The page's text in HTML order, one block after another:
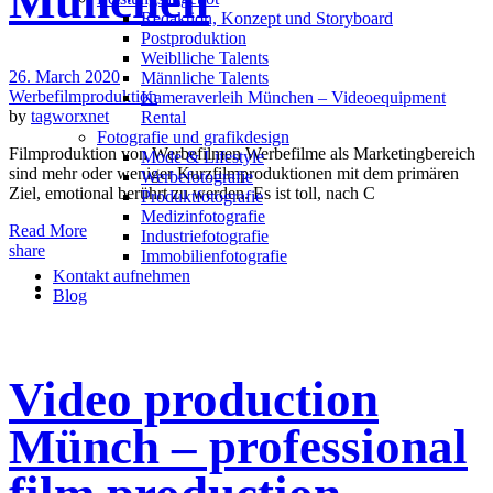
Redak­ti­on, Kon­zept und Storyboard
Post­pro­duk­ti­on
Weiblliche Talents
Männliche Talents
Kameraverleih München – Videoequipment
Rental
Fotografie und grafikdesign
Mode & Lifestyle
Werbefotografie
Produktfotografie
Medizinfotografie
Industriefotografie
Immobilienfotografie
Kontakt aufnehmen
Blog
26. March 2020
Werbefilmproduktion
by tagworxnet
Filmproduktion von Werbefilmen Werbefilme als Marketingbereich
sind mehr oder weniger Kurzfilmproduktionen mit dem primären
Ziel, emotional berührt zu werden. Es ist toll, nach C
Read More
share
Video production
Münch – professional